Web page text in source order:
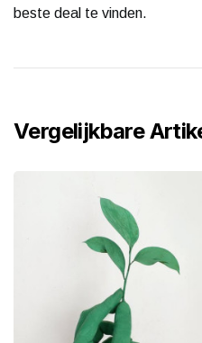
beste deal te vinden.
Vergelijkbare